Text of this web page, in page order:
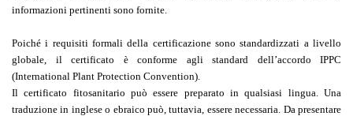
informazioni pertinenti sono fornite.
Poiché i requisiti formali della certificazione sono standardizzati a livello
globale, il certificato è conforme agli standard dell’accordo IPPC
(International Plant Protection Convention).
Il certificato fitosanitario può essere preparato in qualsiasi lingua. Una
traduzione in inglese o ebraico può, tuttavia, essere necessaria. Da presentare